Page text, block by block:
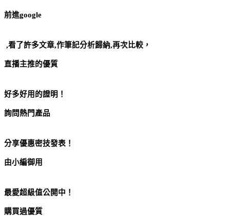
前進google
,看了許多文章,作筆記分析歸納,再次比較，
直播主推的優質
好多好用的證明！
詢問熱門產品
分享優惠密技發表！
由小編御用
最愛超級值公開中！
購買過優質